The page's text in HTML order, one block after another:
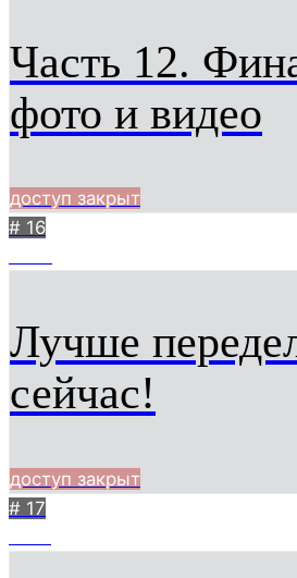
Часть 12.
фото и видео
доступ закрыт
# 16
Лучше
сейчас!
доступ закрыт
# 17